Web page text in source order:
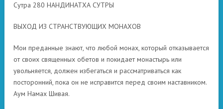
Сутра 280 НАНДИНАТХА СУТРЫ
ВЫХОД ИЗ СТРАНСТВУЮЩИХ МОНАХОВ
Мои преданные знают, что любой монах, который отказывается
от своих священных обетов и покидает монастырь или
увольняется, должен избегаться и рассматриваться как
посторонний, пока он не исправится перед своим наставником.
Аум Намах Шивая.